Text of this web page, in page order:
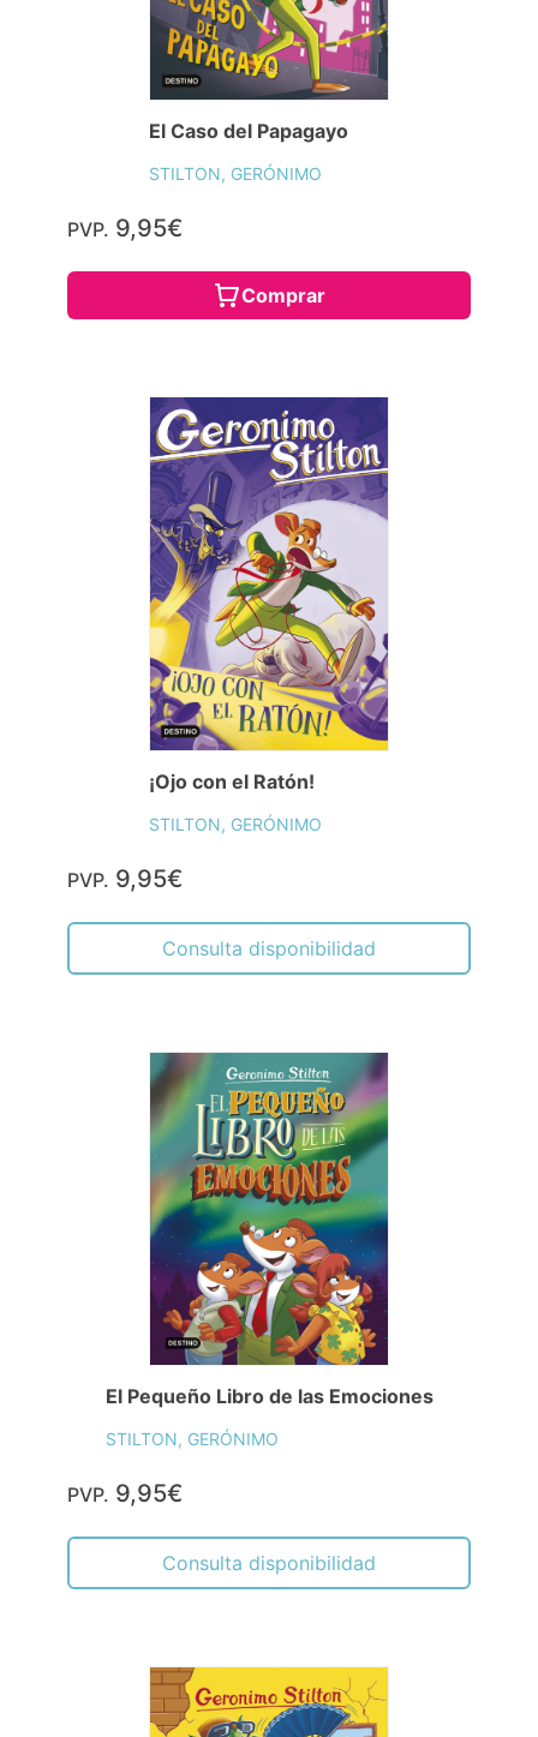
14,96€
Consulta disponibilidad
Los Mayores Mitos Griegos
STILTON, GERÓNIMO
13,95€
Consulta disponibilidad
El Fantasma del Castillo
STILTON, GERÓNIMO
9,95€
Consulta disponibilidad